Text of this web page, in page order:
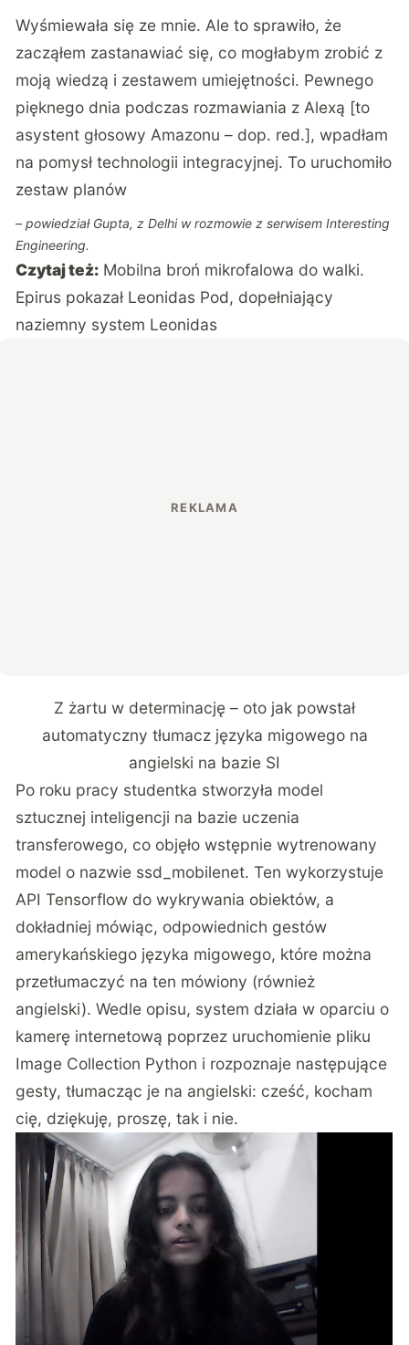
Wyśmiewała się ze mnie. Ale to sprawiło, że
zacząłem zastanawiać się, co mogłabym zrobić z
moją wiedzą i zestawem umiejętności. Pewnego
pięknego dnia podczas rozmawiania z Alexą [to
asystent głosowy Amazonu – dop. red.], wpadłam
na pomysł technologii integracyjnej. To uruchomiło
zestaw planów
– powiedział Gupta, z Delhi w rozmowie z serwisemInteresting
Engineering.
Czytaj też: Mobilna broń mikrofalowa do walki.
Epirus pokazał Leonidas Pod, dopełniający
naziemny system Leonidas
Z żartu w determinację – oto jak powstał
automatyczny tłumacz języka migowego na
angielski na bazie SI
Po roku pracy studentka stworzyła model
sztucznej inteligencji na bazie uczenia
transferowego, co objęło wstępnie wytrenowany
model o nazwie ssd_mobilenet. Ten wykorzystuje
API Tensorflow do wykrywania obiektów, a
dokładniej mówiąc, odpowiednich gestów
amerykańskiego języka migowego, które można
przetłumaczyć na ten mówiony (również
angielski). Wedle opisu, system działa w oparciu o
kamerę internetową poprzez uruchomienie pliku
Image Collection Python i rozpoznaje następujące
gesty, tłumacząc je na angielski: cześć, kocham
cię, dziękuję, proszę, tak i nie.